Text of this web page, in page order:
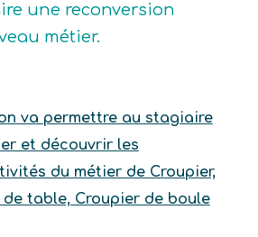
une reconversion
métier.
va permettre au stagiaire
et découvrir les
du métier de Croupier,
table, Croupier de boule